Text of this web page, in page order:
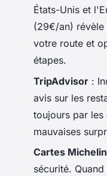
États-Unis et
(29€/an) révèle
votre route et
étapes.
TripAdvisor :
avis sur les
toujours par les
mauvaises
Cartes
sécurité.